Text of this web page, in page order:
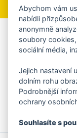
Chcete dostávat
ankety,
Abychom vám
nabídli
anonymně
soubory
sociální média,
Jejich nastavení
dolním rohu
Podrobnější
ochrany
Souhlasíte s